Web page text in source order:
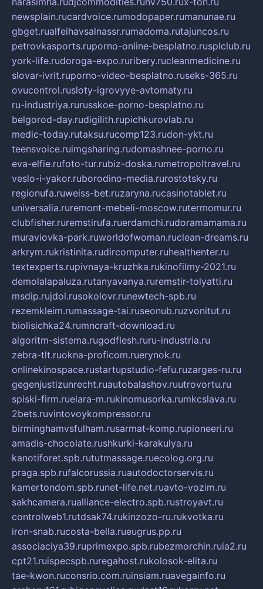
newsplain.rucardvoice.rumodopaper.rumanunae.ru
gbget.rualfeihavsalnassr.rumadoma.rutajuncos.ru
petrovkasports.ruporno-online-besplatno.rusplclub.ru
york-life.rudoroga-expo.ruribery.rucleanmedicine.ru
slovar-ivrit.ruporno-video-besplatno.ruseks-365.ru
ovucontrol.rusloty-igrovyye-avtomaty.ru
ru-industriya.rurusskoe-porno-besplatno.ru
belgorod-day.rudigilith.rupichkurovlab.ru
medic-today.rutaksu.rucomp123.rudon-ykt.ru
teensvoice.ruimgsharing.rudomashnee-porno.ru
eva-elfie.rufoto-tur.rubiz-doska.rumetropoltravel.ru
veslo-i-yakor.ruborodino-media.rurostotsky.ru
regionufa.ruweiss-bet.ruzaryna.rucasinotablet.ru
universalia.ruremont-mebeli-moscow.rutermomur.ru
clubfisher.ruremstirufa.ruerdamchi.rudoramamama.ru
muraviovka-park.ruworldofwoman.ruclean-dreams.ru
arkrym.rukristinita.rudircomputer.ruhealthenter.ru
textexperts.rupivnaya-kruzhka.rukinofilmy-2021.ru
demolalapaluza.rutanyavanya.ruremstir-tolyatti.ru
msdip.rujdol.rusokolovr.runewtech-spb.ru
rezemkleim.rumassage-tai.ruseonub.ruzvonitut.ru
biolisichka24.rumncraft-download.ru
algoritm-sistema.rugodflesh.ruru-industria.ru
zebra-tlt.ruokna-proficom.ruerynok.ru
onlinekinospace.rustartupstudio-fefu.ruzarges-ru.ru
gegenjustizunrecht.ruautobalashov.ruutrovortu.ru
spiski-firm.ruelara-m.rukinomusorka.rumkcslava.ru
2bets.ruvintovoykompressor.ru
birminghamvsfulham.rusarmat-komp.rupioneeri.ru
amadis-chocolate.rushkurki-karakulya.ru
kanotiforet.spb.rututmassage.ruecolog.org.ru
praga.spb.rufalcorussia.ruautodoctorservis.ru
kamertondom.spb.runet-life.net.ruavto-vozim.ru
sakhcamera.rualliance-electro.spb.rustroyavt.ru
controlweb1.rutdsak74.rukinzozo-ru.rukvotka.ru
iron-snab.rucosta-bella.rueugrus.pp.ru
associaciya39.ruprimexpo.spb.rubezmorchin.ruia2.ru
cpt21.ruispecspb.ruregahost.rukolosok-elita.ru
tae-kwon.ruconsrio.com.ruinsiam.ruavegainfo.ru